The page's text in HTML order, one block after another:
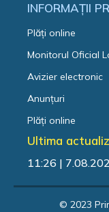
INFORMAȚII
Plăți online
Monitorul Oficial
Avizier electronic
Anunțuri
Plăți online
Ultima
11:26 |
© 2023